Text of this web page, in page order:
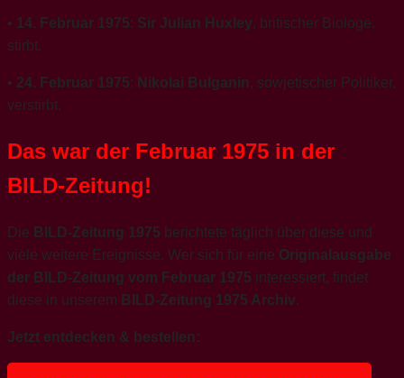
• 14. Februar 1975: Sir Julian Huxley, britischer Biologe,
stirbt.
• 24. Februar 1975: Nikolai Bulganin, sowjetischer Politiker,
verstirbt.
Das war der Februar 1975 in der
BILD-Zeitung!
Die BILD-Zeitung 1975 berichtete täglich über diese und
viele weitere Ereignisse. Wer sich für eine Originalausgabe
der BILD-Zeitung vom Februar 1975 interessiert, findet
diese in unserem BILD-Zeitung 1975 Archiv.
Jetzt entdecken & bestellen: